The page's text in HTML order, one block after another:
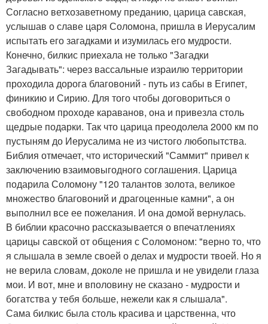
Согласно ветхозаветному преданию, царица савская,
услышав о славе царя Соломона, пришла в Иерусалим
испытать его загадками и изумилась его мудрости.
Конечно, билкис приехала не только "Загадки
Загадывать": через вассальные израилю территории
проходила дорога благовоний - путь из сабы в Египет,
финикию и Сирию. Для того чтобы договориться о
свободном проходе караванов, она и привезла столь
щедрые подарки. Так что царица преодолела 2000 км по
пустыням до Иерусалима не из чистого любопытства.
Библия отмечает, что исторический "Саммит" привел к
заключению взаимовыгодного соглашения. Царица
подарила Соломону "120 талантов золота, великое
множество благовоний и драгоценные камни", а он
выполнил все ее пожелания. И она домой вернулась.
В библии красочно рассказывается о впечатлениях
царицы савской от общения с Соломоном: "верно то, что
я слышала в земле своей о делах и мудрости твоей. Но я
не верила словам, доколе не пришла и не увидели глаза
мои. И вот, мне и вполовину не сказано - мудрости и
богатства у тебя больше, нежели как я слышала".
Сама билкис была столь красива и царственна, что